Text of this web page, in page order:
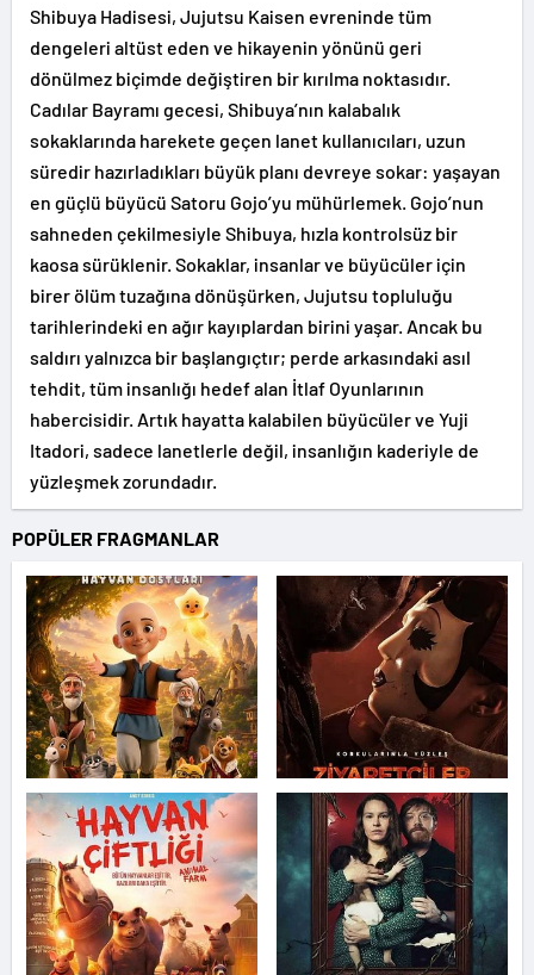
Shibuya Hadisesi, Jujutsu Kaisen evreninde tüm
dengeleri altüst eden ve hikayenin yönünü geri
dönülmez biçimde değiştiren bir kırılma noktasıdır.
Cadılar Bayramı gecesi, Shibuya’nın kalabalık
sokaklarında harekete geçen lanet kullanıcıları, uzun
süredir hazırladıkları büyük planı devreye sokar: yaşayan
en güçlü büyücü Satoru Gojo’yu mühürlemek. Gojo’nun
sahneden çekilmesiyle Shibuya, hızla kontrolsüz bir
kaosa sürüklenir. Sokaklar, insanlar ve büyücüler için
birer ölüm tuzağına dönüşürken, Jujutsu topluluğu
tarihlerindeki en ağır kayıplardan birini yaşar. Ancak bu
saldırı yalnızca bir başlangıçtır; perde arkasındaki asıl
tehdit, tüm insanlığı hedef alan İtlaf Oyunlarının
habercisidir. Artık hayatta kalabilen büyücüler ve Yuji
Itadori, sadece lanetlerle değil, insanlığın kaderiyle de
yüzleşmek zorundadır.
POPÜLER FRAGMANLAR